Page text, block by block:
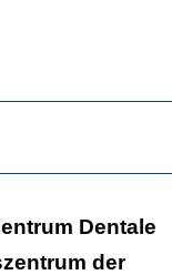
Dentale
der